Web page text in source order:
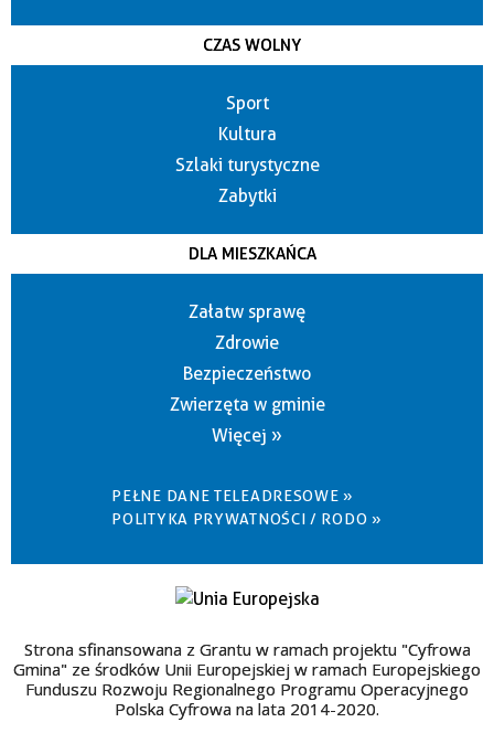
CZAS WOLNY
Sport
Kultura
Szlaki turystyczne
Zabytki
DLA MIESZKAŃCA
Załatw sprawę
Zdrowie
Bezpieczeństwo
Zwierzęta w gminie
Więcej »
PEŁNE DANE TELEADRESOWE »
POLITYKA PRYWATNOŚCI / RODO »
Strona sfinansowana z Grantu w ramach projektu "Cyfrowa
Gmina" ze środków Unii Europejskiej w ramach Europejskiego
Funduszu Rozwoju Regionalnego Programu Operacyjnego
Polska Cyfrowa na lata 2014-2020.